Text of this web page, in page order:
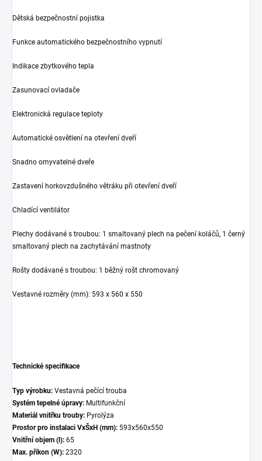
Dětská bezpečnostní pojistka
Funkce automatického bezpečnostního vypnutí
Indikace zbytkového tepla
Zasunovací ovladače
Elektronická regulace teploty
Automatické osvětlení na otevření dveří
Snadno omyvatelné dveře
Zastavení horkovzdušného větráku při otevření dveří
Chladící ventilátor
Plechy dodávané s troubou: 1 smaltovaný plech na pečení koláčů, 1 černý
smaltovaný plech na zachytávání mastnoty
Rošty dodávané s troubou: 1 běžný rošt chromovaný
Vestavné rozměry (mm): 593 x 560 x 550
Technické specifikace
Typ výrobku: Vestavná pečící trouba
Systém tepelné úpravy: Multifunkční
Materiál vnitřku trouby: Pyrolýza
Prostor pro instalaci VxŠxH (mm): 593x560x550
Vnitřní objem (l): 65
Max. příkon (W): 2320